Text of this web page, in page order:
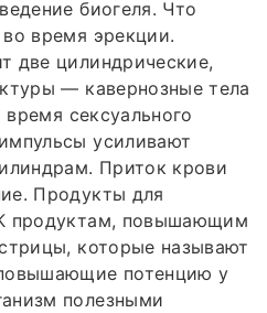
биогеля. Что
время эрекции.
две цилиндрические,
— кавернозные тела
сексуального
усиливают
Приток крови
Продукты для
продуктам, повышающим
которые называют
потенцию у
полезными